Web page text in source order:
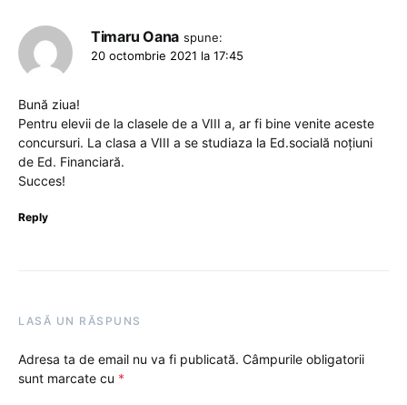
Timaru Oana spune:
20 octombrie 2021 la 17:45
Bună ziua!
Pentru elevii de la clasele de a VIII a, ar fi bine venite aceste
concursuri. La clasa a VIII a se studiaza la Ed.socială noțiuni
de Ed. Financiară.
Succes!
Reply
LASĂ UN RĂSPUNS
Adresa ta de email nu va fi publicată. Câmpurile obligatorii
sunt marcate cu *